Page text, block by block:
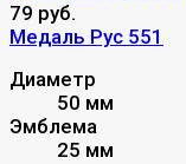
79 руб.
Медаль Рус 551
Диаметр
50 мм
Эмблема
25 мм